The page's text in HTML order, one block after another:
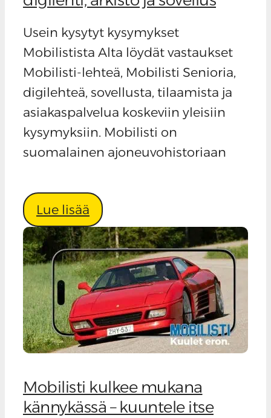
Usein kysytyt kysymykset
Mobilistista Alta löydät vastaukset
Mobilisti-lehteä, Mobilisti Senioria,
digilehteä, sovellusta, tilaamista ja
asiakaspalvelua koskeviin yleisiin
kysymyksiin. Mobilisti on
suomalainen ajoneuvohistoriaan
Lue lisää
Mobilisti kulkee mukana
kännykässä – kuuntele itse